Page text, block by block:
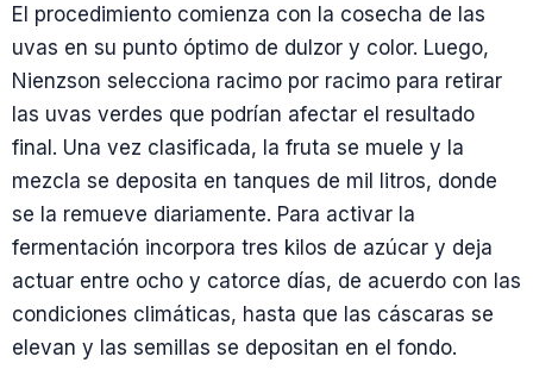
El procedimiento comienza con la cosecha de las
uvas en su punto óptimo de dulzor y color. Luego,
Nienzson selecciona racimo por racimo para retirar
las uvas verdes que podrían afectar el resultado
final. Una vez clasificada, la fruta se muele y la
mezcla se deposita en tanques de mil litros, donde
se la remueve diariamente. Para activar la
fermentación incorpora tres kilos de azúcar y deja
actuar entre ocho y catorce días, de acuerdo con las
condiciones climáticas, hasta que las cáscaras se
elevan y las semillas se depositan en el fondo.